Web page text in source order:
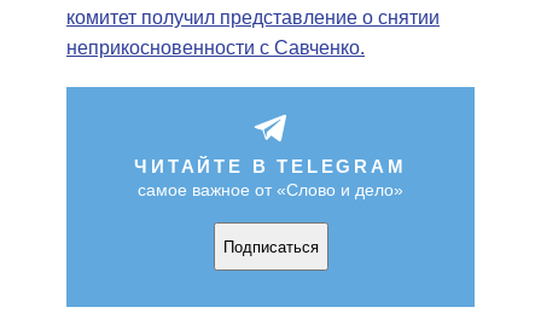
комитет получил представление о снятии
неприкосновенности с Савченко.
ЧИТАЙТЕ В TELEGRAM
самое важное от «Слово и дело»
Подписаться